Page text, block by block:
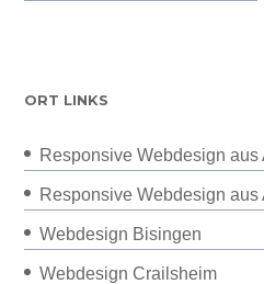
ORT LINKS
Responsive Webdesign aus
Responsive Webdesign aus
Webdesign Bisingen
Webdesign Crailsheim